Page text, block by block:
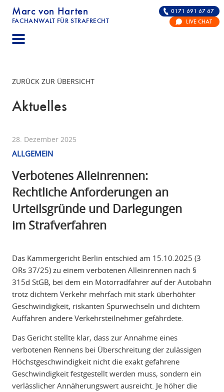
Marc von Harten
FACHANWALT FÜR STRAFRECHT
STRAFRECHT | RECHTSANWALT FÜR DIE
0171 691 67 67
LIVE CHAT
ZURÜCK ZUR ÜBERSICHT
Aktuelles
28. Dezember 2025
ALLGEMEIN
Verbotenes Alleinrennen:
Rechtliche Anforderungen an
Urteilsgründe und Darlegungen
im Strafverfahren
Das Kammergericht Berlin entschied am 15.10.2025 (3
ORs 37/25) zu einem verbotenen Alleinrennen nach §
315d StGB, bei dem ein Motorradfahrer auf der Autobahn
trotz dichtem Verkehr mehrfach mit stark überhöhter
Geschwindigkeit, riskanten Spurwechseln und dichtem
Auffahren andere Verkehrsteilnehmer gefährdete.
Das Gericht stellte klar, dass zur Annahme eines
verbotenen Rennens bei Überschreitung der zulässigen
Höchstgeschwindigkeit nicht die exakt gefahrene
Geschwindigkeit festgestellt werden muss, sondern ein
verlässlicher Annäherungswert ausreicht. Je höher die